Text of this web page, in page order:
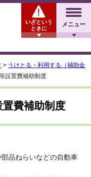
メニュー
いざという
ときに
> うけとる・利用する（補助金
設置費補助制度
費補助制度
品ねらいなどの自動車